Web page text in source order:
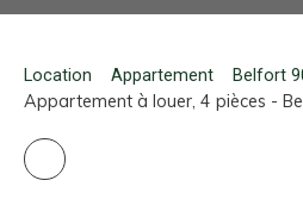
Location Appartement Belfort
Appartement à louer, 4 pièces -